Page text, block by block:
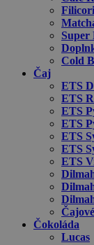
Super
Cold
Čaj
ETS
ETS
ETS
ETS
ETS
ETS
ETS
Čokoláda
Lucas